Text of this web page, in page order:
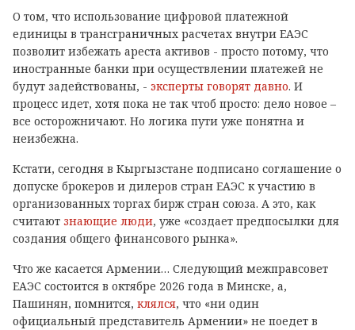
О том, что использование цифровой платежной
единицы в трансграничных расчетах внутри ЕАЭС
позволит избежать ареста активов - просто потому, что
иностранные банки при осуществлении платежей не
будут задействованы, - эксперты говорят давно. И
процесс идет, хотя пока не так чтоб просто: дело новое –
все осторожничают. Но логика пути уже понятна и
неизбежна.
Кстати, сегодня в Кыргызстане подписано соглашение о
допуске брокеров и дилеров стран ЕАЭС к участию в
организованных торгах бирж стран союза. А это, как
считают знающие люди, уже «создает предпосылки для
создания общего финансового рынка».
Что же касается Армении… Следующий межправсовет
ЕАЭС состоится в октябре 2026 года в Минске, а,
Пашинян, помнится, клялся, что «ни один
официальный представитель Армении» не поедет в